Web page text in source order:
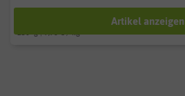
250g | 9,96 € / kg
Artikel anzeigen